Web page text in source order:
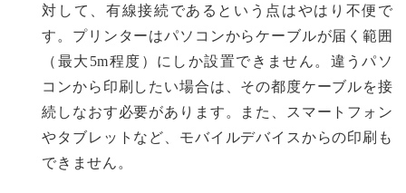
対して、有線接続であるという点はやはり不便で
す。プリンターはパソコンからケーブルが届く範囲
（最大5m程度）にしか設置できません。違うパソ
コンから印刷したい場合は、その都度ケーブルを接
続しなおす必要があります。また、スマートフォン
やタブレットなど、モバイルデバイスからの印刷も
できません。